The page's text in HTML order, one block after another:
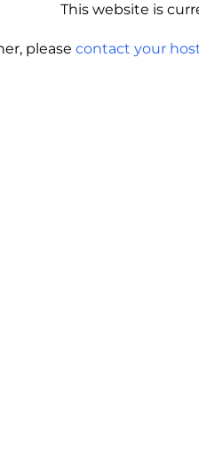
This website is
please contact your